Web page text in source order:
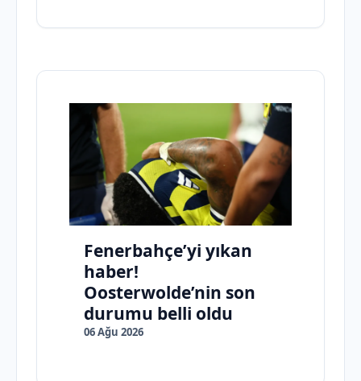
Fenerbahçe’yi yıkan
haber!
Oosterwolde’nin son
durumu belli oldu
06 Ağu 2026